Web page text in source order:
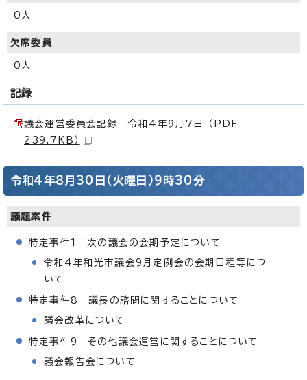
0人
欠席委員
0人
記録
議会運営委員会記録 令和4年9月7日 （PDF
239.7KB）
令和4年8月30日（火曜日）9時30分
議題案件
特定事件1 次の議会の会期予定について
令和4年和光市議会9月定例会の会期日程等につ
いて
特定事件8 議長の諮問に関することについて
議会改革について
特定事件9 その他議会運営に関することについて
議会報告会について